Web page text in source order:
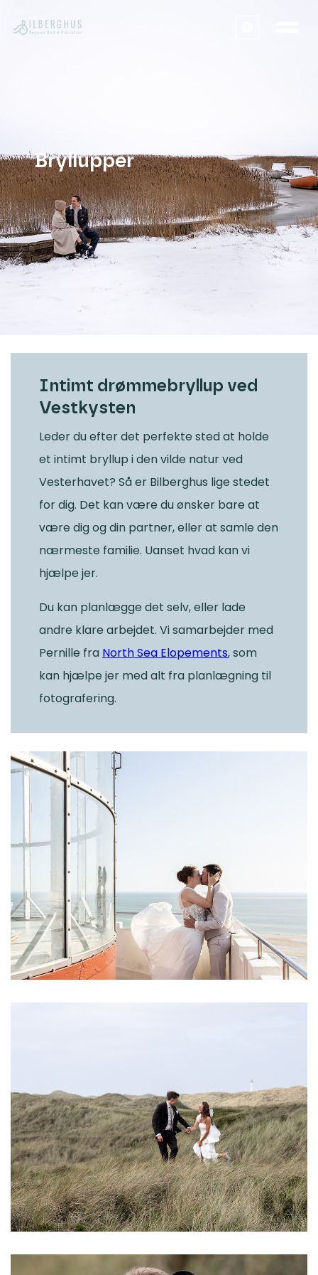
Bryllupper
Intimt drømmebryllup ved
Vestkysten
Leder du efter det perfekte sted at holde
et intimt bryllup i den vilde natur ved
Vesterhavet? Så er Bilberghus lige stedet
for dig. Det kan være du ønsker bare at
være dig og din partner, eller at samle den
nærmeste familie. Uanset hvad kan vi
hjælpe jer.
Du kan planlægge det selv, eller lade
andre klare arbejdet. Vi samarbejder med
Pernille fra North Sea Elopements, som
kan hjælpe jer med alt fra planlægning til
fotografering.